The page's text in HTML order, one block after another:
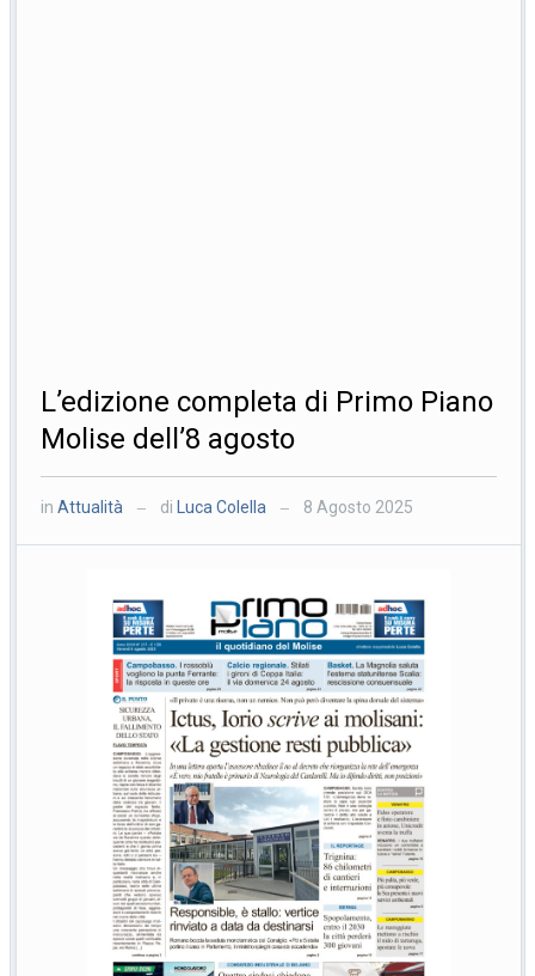
L’edizione completa di Primo Piano
Molise dell’8 agosto
inAttualità — di Luca Colella — 8 Agosto 2025